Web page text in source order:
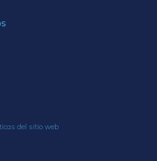
del sitio web